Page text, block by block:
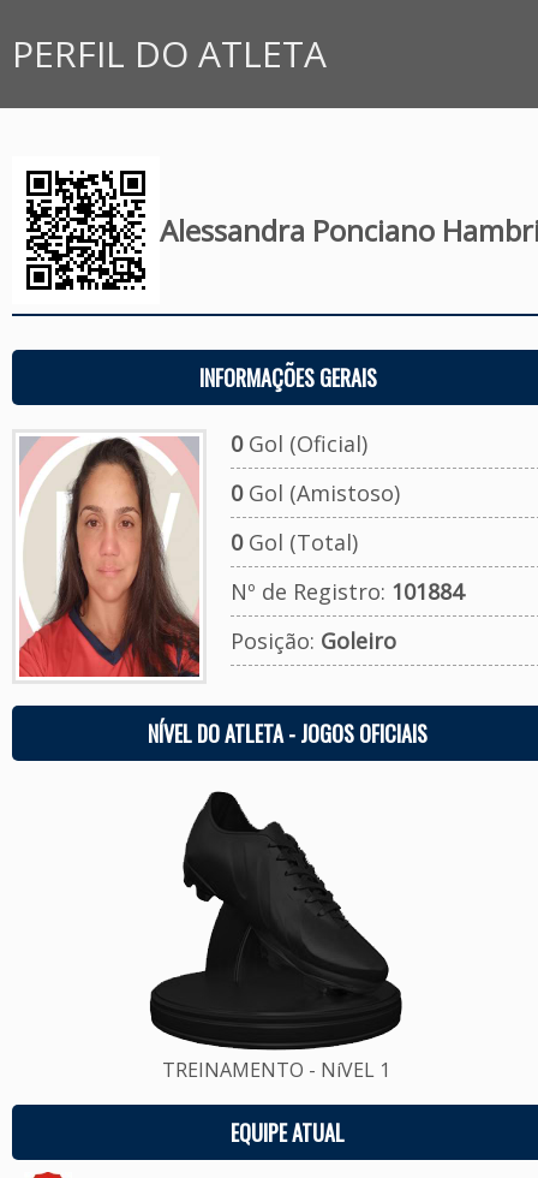
PERFIL DO ATLETA
Alessandra Ponciano
INFORMAÇÕES GERAIS
0Gol (Oficial)
0Gol (Amistoso)
0Gol (Total)
Nº de Registro: 101884
Posição: Goleiro
NÍVEL DO ATLETA - JOGOS OFICIAIS
TREINAMENTO - NíVEL 1
EQUIPE ATUAL